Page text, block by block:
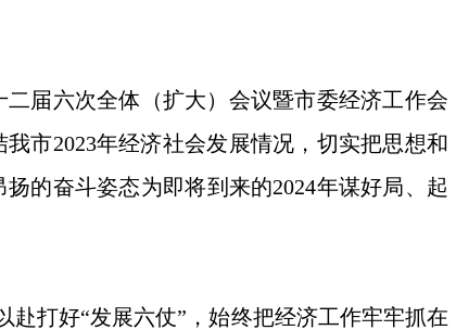
届六次全体（扩大）会议暨市委经济工作会
市2023年经济社会发展情况，切实把思想和
的奋斗姿态为即将到来的2024年谋好局、起
打好“发展六仗”，始终把经济工作牢牢抓在